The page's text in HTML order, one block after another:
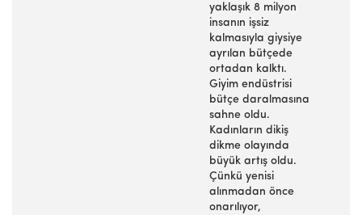
yaklaşık 8 milyon
insanın işsiz
kalmasıyla giysiye
ayrılan bütçede
ortadan kalktı.
Giyim endüstrisi
bütçe daralmasına
sahne oldu.
Kadınların dikiş
dikme olayında
büyük artış oldu.
Çünkü yenisi
alınmadan önce
onarılıyor,